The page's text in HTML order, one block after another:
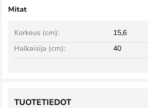
Mitat
Korkeus (cm):
15,6
Halkaisija (cm):
40
TUOTETIEDOT